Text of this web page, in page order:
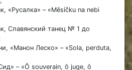
«Русалка» – «Měsíčku na nebi
Славянский танец № 1 до
«Манон Леско» – «Sola, perduta,
– «Ô souverain, ô juge, ô